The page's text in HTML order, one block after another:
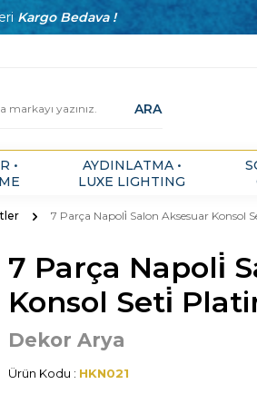
Kargo Bedava !
ARA
•
AYDINLATMA •
LUXE LIGHTING
7 Parça Napoli̇ Salon Aksesuar Konsol
7 Parça Napoli̇
Konsol Seti̇
Dekor Arya
Ürün Kodu : HKN021